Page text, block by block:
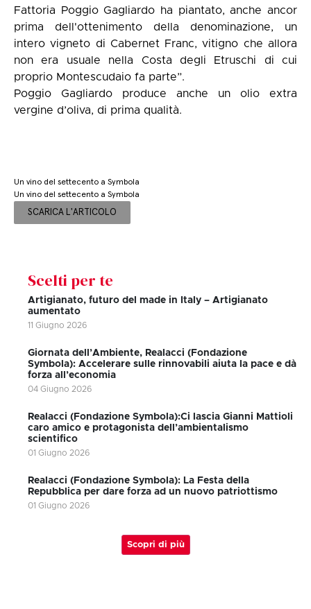
Fattoria Poggio Gagliardo ha piantato, anche ancor
prima dell'ottenimento della denominazione, un
intero vigneto di Cabernet Franc, vitigno che allora
non era usuale nella Costa degli Etruschi di cui
proprio Montescudaio fa parte”.
Poggio Gagliardo produce anche un olio extra
vergine d’oliva, di prima qualità.
Un vino del settecento a Symbola
Un vino del settecento a Symbola
SCARICA L'ARTICOLO
Scelti per te
Artigianato, futuro del made in Italy – Artigianato
aumentato
11 Giugno 2026
Giornata dell’Ambiente, Realacci (Fondazione
Symbola): Accelerare sulle rinnovabili aiuta la pace e dà
forza all’economia
04 Giugno 2026
Realacci (Fondazione Symbola):Ci lascia Gianni Mattioli
caro amico e protagonista dell’ambientalismo
scientifico
01 Giugno 2026
Realacci (Fondazione Symbola): La Festa della
Repubblica per dare forza ad un nuovo patriottismo
01 Giugno 2026
Scopri di più